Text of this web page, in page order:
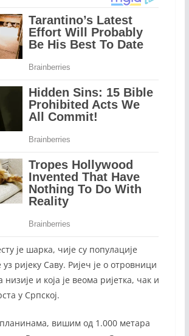
је шарка, чије су популације
ријеку Саву. Ријеч је о отровници
низије и која је веома ријетка, чак и
у Српској.
вишим од 1.000 метара